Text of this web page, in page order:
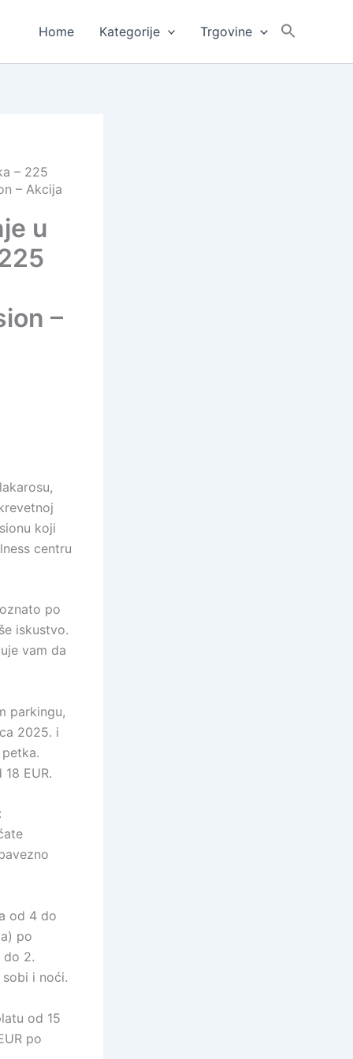
Home Kategorije Trgovine
– 225
– Akcija
u
–
koji
centru
po
iskustvo.
vam da
parkingu,
2025. i
EUR.
od 4 do
po
do 2.
i noći.
od 15
po